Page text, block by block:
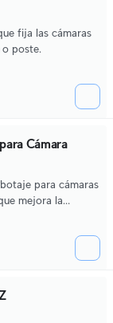
fija las cámaras
o poste.
Cámara
para cámaras
mejora la